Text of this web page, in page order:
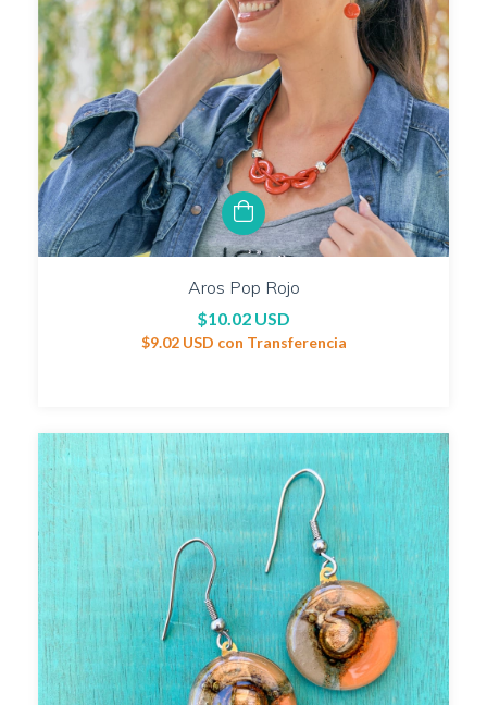
Aros Pop Rojo
$10.02 USD
$9.02 USD con Transferencia